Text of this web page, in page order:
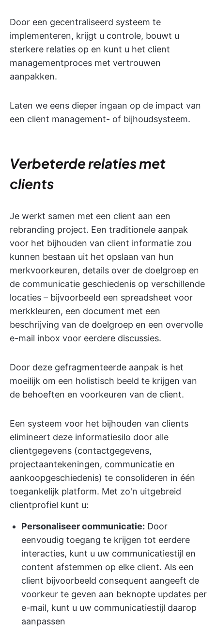
Door een gecentraliseerd systeem te
implementeren, krijgt u controle, bouwt u
sterkere relaties op en kunt u het client
managementproces met vertrouwen
aanpakken.
Laten we eens dieper ingaan op de impact van
een client management- of bijhoudsysteem.
Verbeterde relaties met
clients
Je werkt samen met een client aan een
rebranding project. Een traditionele aanpak
voor het bijhouden van client informatie zou
kunnen bestaan uit het opslaan van hun
merkvoorkeuren, details over de doelgroep en
de communicatie geschiedenis op verschillende
locaties – bijvoorbeeld een spreadsheet voor
merkkleuren, een document met een
beschrijving van de doelgroep en een overvolle
e-mail inbox voor eerdere discussies.
Door deze gefragmenteerde aanpak is het
moeilijk om een holistisch beeld te krijgen van
de behoeften en voorkeuren van de client.
Een systeem voor het bijhouden van clients
elimineert deze informatiesilo door alle
clientgegevens (contactgegevens,
projectaantekeningen, communicatie en
aankoopgeschiedenis) te consolideren in één
toegankelijk platform. Met zo'n uitgebreid
clientprofiel kunt u:
Personaliseer communicatie: Door
eenvoudig toegang te krijgen tot eerdere
interacties, kunt u uw communicatiestijl en
content afstemmen op elke client. Als een
client bijvoorbeeld consequent aangeeft de
voorkeur te geven aan beknopte updates per
e-mail, kunt u uw communicatiestijl daarop
aanpassen